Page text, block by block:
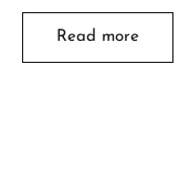
Read more